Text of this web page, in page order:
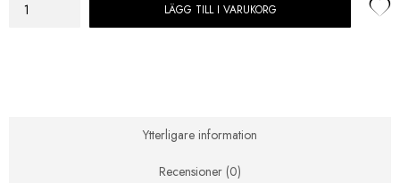
Rais
LÄGG TILL I VARUKORG
Ytterligare information
Recensioner (0)